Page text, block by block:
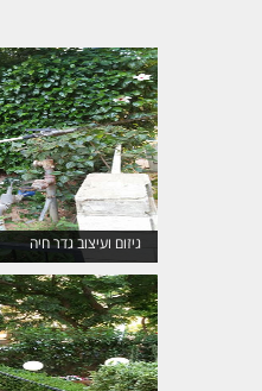
גיזום ועיצוב גדר חיה